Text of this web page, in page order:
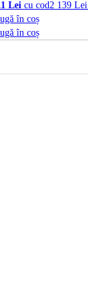
Lei cu cod2 139
în coș
în coș